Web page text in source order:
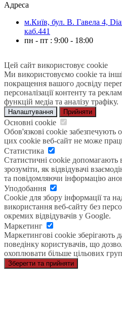
Адреса
м.Київ, бул. В. Гавела 4,
каб.441
пн - пт : 9:00 - 18:00
Цей сайт використовує cookie
Ми використовуємо cookie та
покращення вашого досвіду
персоналізації контенту та
функцій медіа та аналізу трафіку.
Налаштування Прийняти
Основні cookie
Обов'язкові cookie забезпечують
цих cookie веб-сайт не може
Статистика
Статистичні cookie допомагають
зрозуміти, як відвідувачі
та повідомляючи інформацію
Уподобання
Cookie для збору інформації та
використання веб-сайту без
окремих відвідувачів у Google.
Маркетинг
Маркетингові cookie зберігають
поведінку користувачів, що
охоплювати більше цільових
Зберегти та прийняти